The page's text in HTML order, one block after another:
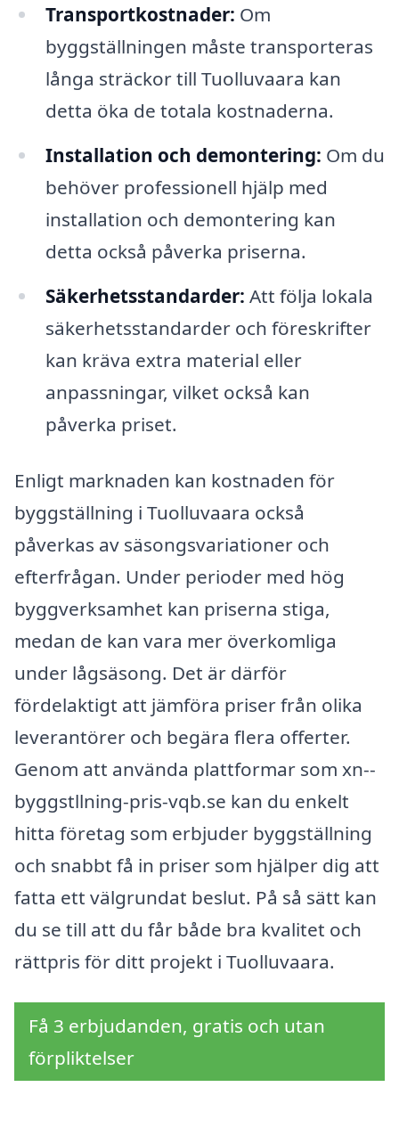
Transportkostnader: Om
byggställningen måste transporteras
långa sträckor till Tuolluvaara kan
detta öka de totala kostnaderna.
Installation och demontering: Om du
behöver professionell hjälp med
installation och demontering kan
detta också påverka priserna.
Säkerhetsstandarder: Att följa lokala
säkerhetsstandarder och föreskrifter
kan kräva extra material eller
anpassningar, vilket också kan
påverka priset.
Enligt marknaden kan kostnaden för
byggställning i Tuolluvaara också
påverkas av säsongsvariationer och
efterfrågan. Under perioder med hög
byggverksamhet kan priserna stiga,
medan de kan vara mer överkomliga
under lågsäsong. Det är därför
fördelaktigt att jämföra priser från olika
leverantörer och begära flera offerter.
Genom att använda plattformar som xn--
byggstllning-pris-vqb.se kan du enkelt
hitta företag som erbjuder byggställning
och snabbt få in priser som hjälper dig att
fatta ett välgrundat beslut. På så sätt kan
du se till att du får både bra kvalitet och
rättpris för ditt projekt i Tuolluvaara.
Få 3 erbjudanden, gratis och utan
förpliktelser